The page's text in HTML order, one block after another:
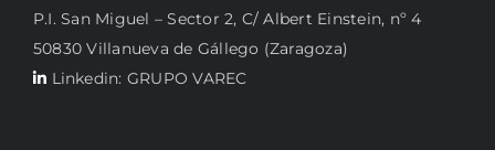
P.I. San Miguel – Sector 2, C/ Albert Einstein, nº 4
50830 Villanueva de Gállego (Zaragoza)
Linkedin: GRUPO VAREC